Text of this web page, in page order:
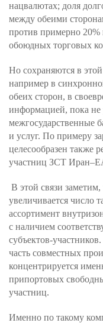
нацвалютах; доля
между обеими
против примерно
обоюдных торговых
Но сохраняются в
например в
обеих сторон, в
информацией, пока не
межгосударственные
и услуг. По примеру
целесообразен также
участниц ЗСТ
В этой связи
увеличивается число
ассортимент
с наличием
субъектов-
часть совместных
концентрируется
припортовых
участниц.
Именно по такому